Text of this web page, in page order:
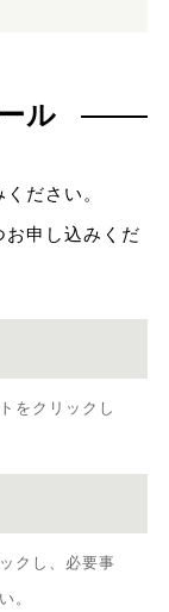
ル
ださい。
お申し込みくだ
をクリックし
クし、必要事
。